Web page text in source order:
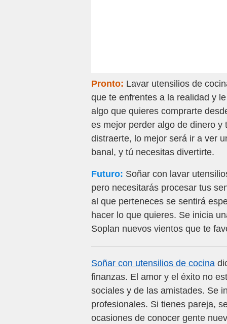
Pronto: Lavar utensilios de
que te enfrentes a la realidad y
algo que quieres comprarte
es mejor perder algo de dinero
distraerte, lo mejor será ir a ver
banal, y tú necesitas divertirte.
Futuro: Soñar con lavar
pero necesitarás procesar tus
al que perteneces se sentirá
hacer lo que quieres. Se inicia
Soplan nuevos vientos que te
Soñar con utensilios de cocina
finanzas. El amor y el éxito no
sociales y de las amistades. Se
profesionales. Si tienes pareja,
ocasiones de conocer gente